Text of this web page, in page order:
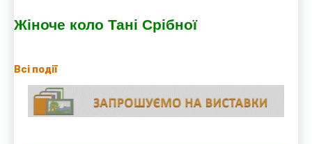
Жіноче коло Тані Срібної
Всі події